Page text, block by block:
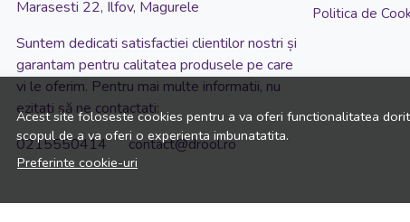
Acest site foloseste cookies pentru a va oferi functionalitatea
scopul de a va oferi o experienta imbunatatita.
Preferinte cookie-uri
Marasesti 22, Ilfov, Magurele
Suntem dedicati satisfactiei clientilor nostri și
garantam pentru calitatea produsele pe care
vi le oferim. Pentru mai multe informatii, nu
ezitati să ne contactati:
0215550414 contact@drool.ro
Politica de